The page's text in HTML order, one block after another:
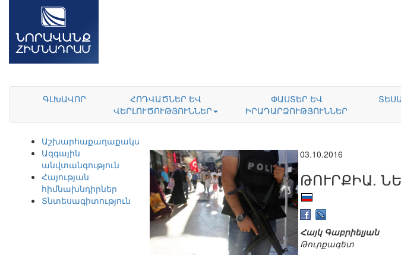
ԳԼԽԱՎՈՐ
ՀՈԴՎԱԾՆԵՐ ԵՎ
ՎԵՐԼՈՒԾՈՒԹՅՈՒՆՆԵՐ
ՓԱՍՏԵՐ ԵՎ
ԻՐԱԴԱՐՁՈՒԹՅՈՒՆՆԵՐ
Աշխարհաքաղաքականություն
Ազգային
անվտանգություն
Հայության
հիմնախնդիրներ
Տնտեսագիտություն
03.10.2016
ԹՈՒՐՔԻԱ.
Հայկ Գաբրիելյան
Թուրքագետ